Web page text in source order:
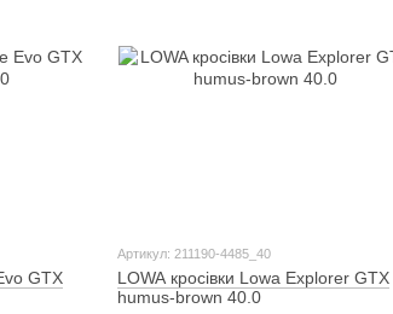
GTX
Артикул: 211190-4485_40
LOWA кросівки Lowa Explorer GTX
humus-brown 40.0